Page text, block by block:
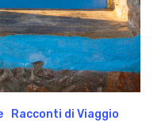
Racconti di Viaggio